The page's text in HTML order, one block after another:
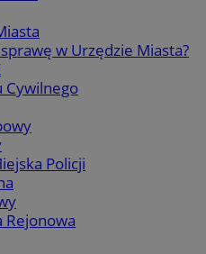
sprawę w Urzędzie Miasta?
Cywilnego
Policji
Rejonowa